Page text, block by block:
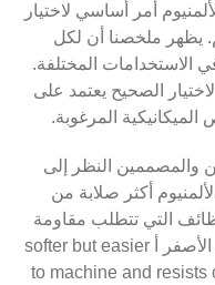
أمر أساسي لاختيار
يظهر ملخصنا أن لكل
المختلفة.
الصحيح يعتمد على
المرغوبة.
والمصممين النظر إلى
أكثر صلابة من
التي تتطلب مقاومة
قوية للتآكل. من ناحية أخرى، النحاس الأصفر أ softer but easier
to machine and